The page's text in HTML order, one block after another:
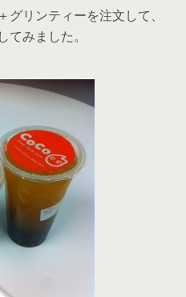
リンティーを注文して、
みました。